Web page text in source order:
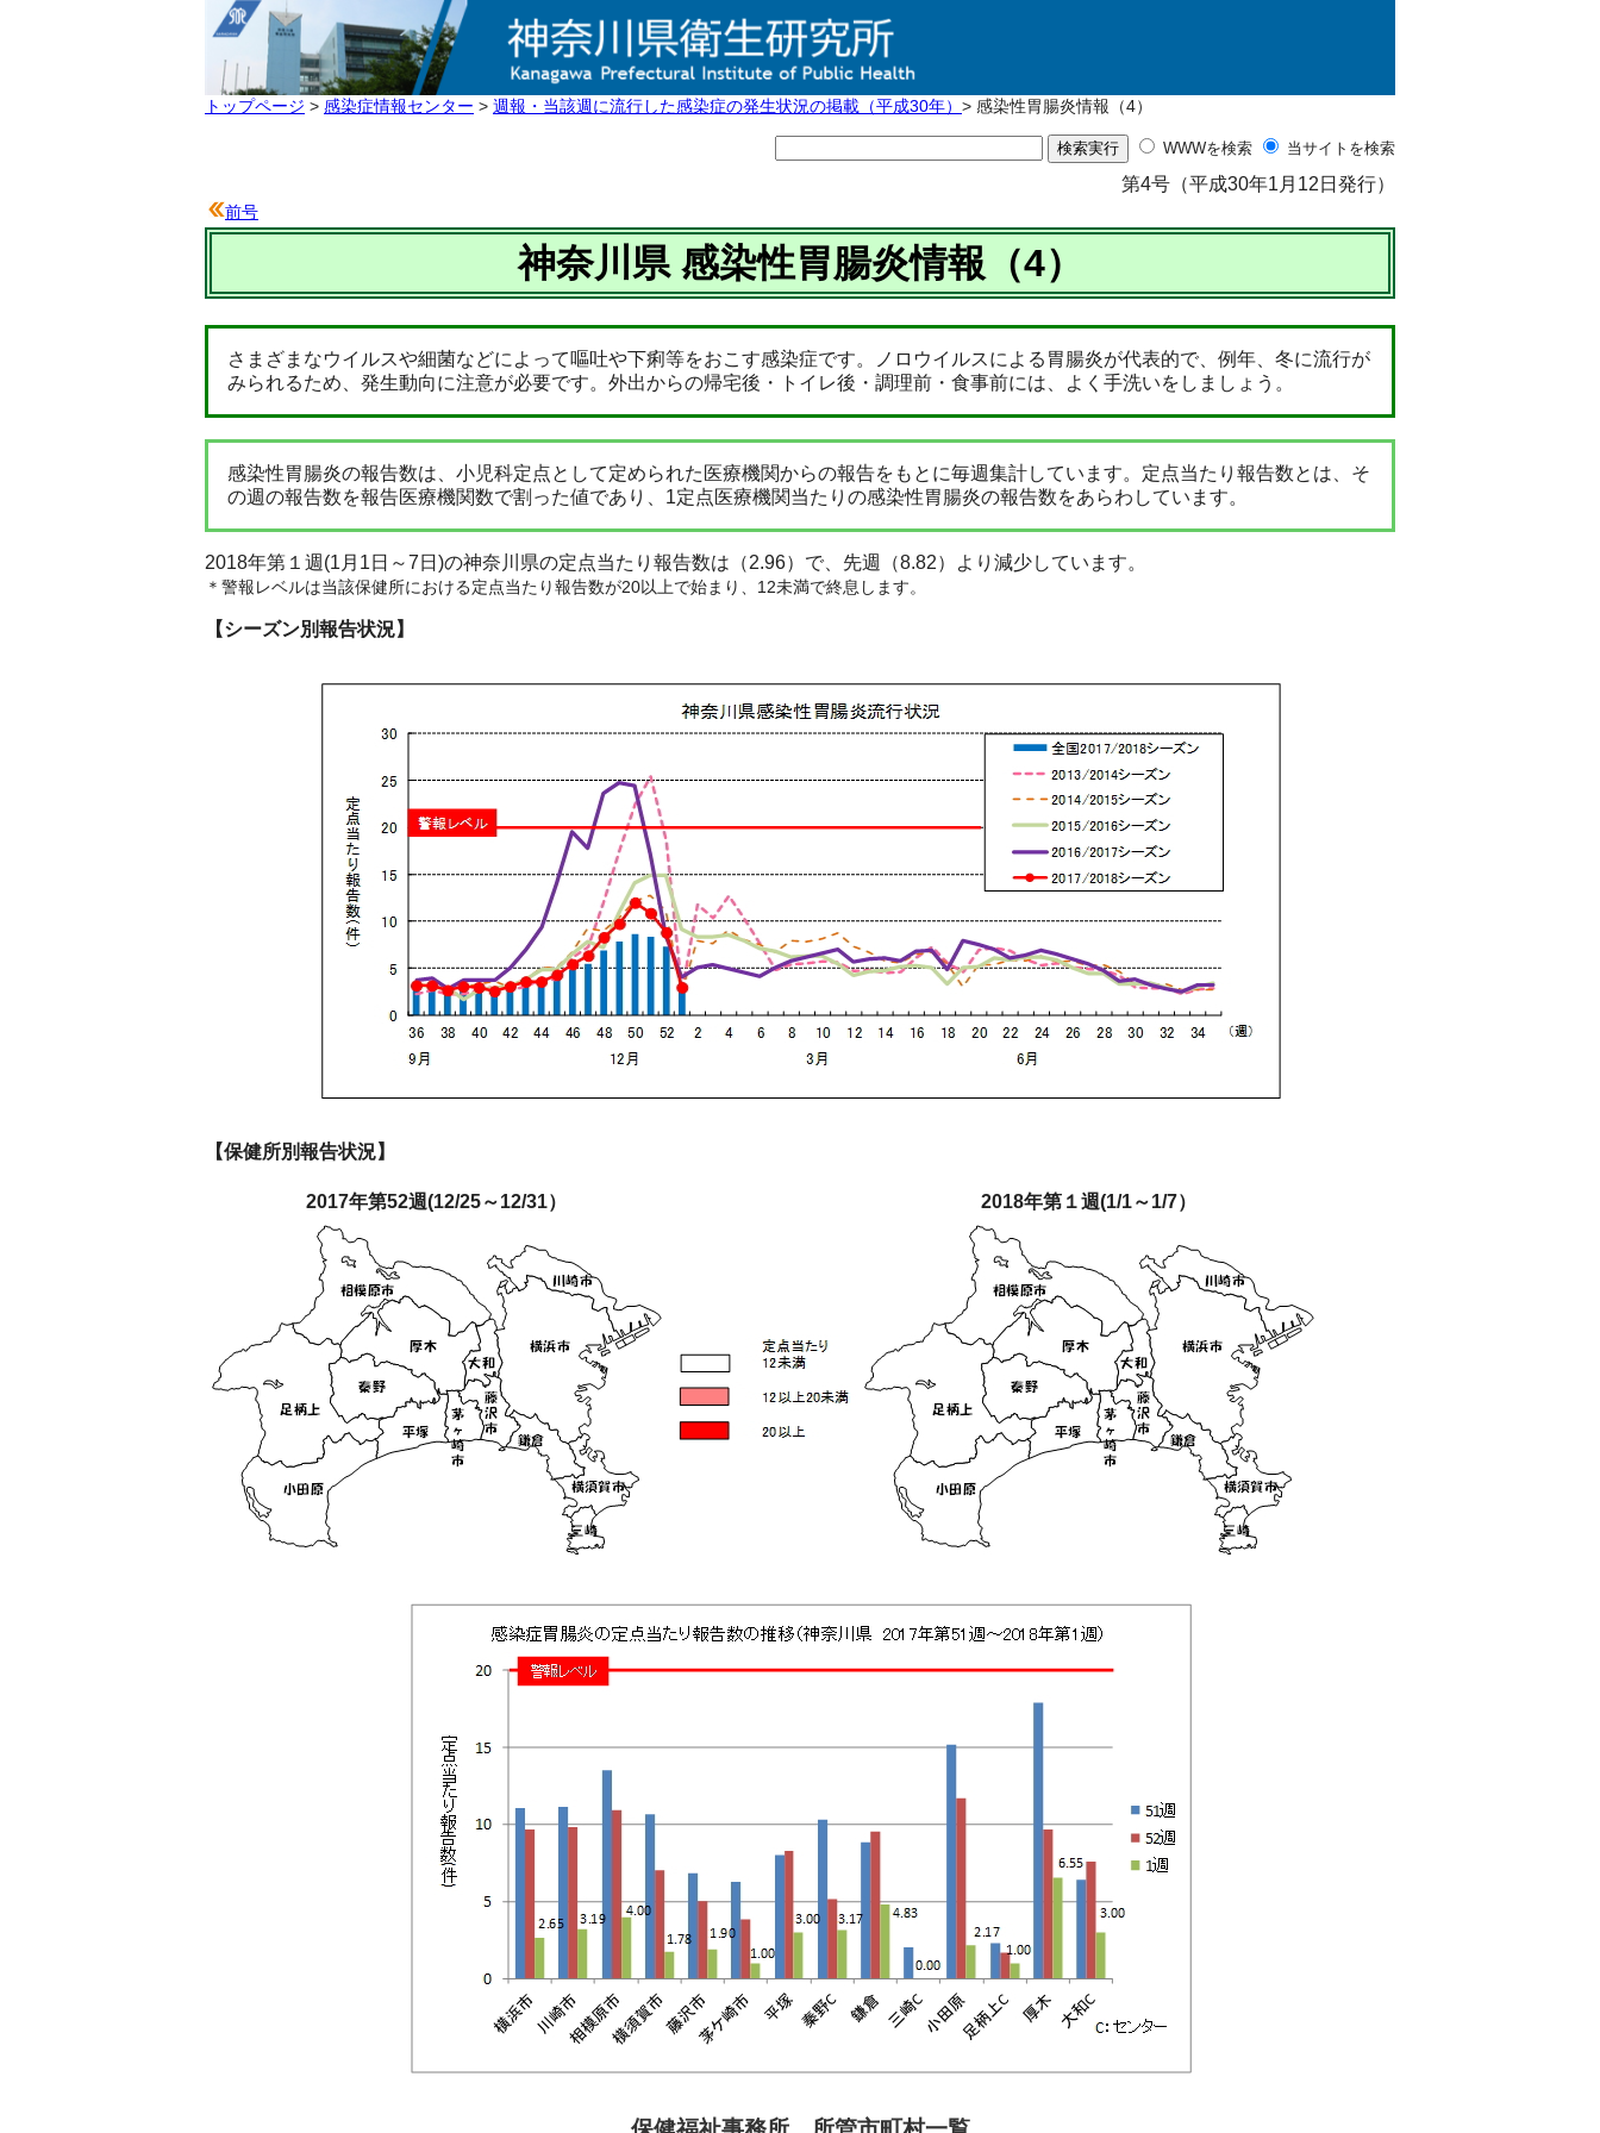
トップページ > 感染症情報センター > 週報・当該週に流行した感染症の発生状況の掲載（平成30年） > 感染性胃腸炎情報（4）
WWWを検索 当サイトを検索
第4号（平成30年1月12日発行）
前号
神奈川県 感染性胃腸炎情報（4）
さまざまなウイルスや細菌などによって嘔吐や下痢等をおこす感染症です。ノロウイルスによる胃腸炎が代表的で、例年、冬に流行が
みられるため、発生動向に注意が必要です。外出からの帰宅後・トイレ後・調理前・食事前には、よく手洗いをしましょう。
感染性胃腸炎の報告数は、小児科定点として定められた医療機関からの報告をもとに毎週集計しています。定点当たり報告数とは、そ
の週の報告数を報告医療機関数で割った値であり、1定点医療機関当たりの感染性胃腸炎の報告数をあらわしています。
2018年第１週(1月1日～7日)の神奈川県の定点当たり報告数は（2.96）で、先週（8.82）より減少しています。
＊警報レベルは当該保健所における定点当たり報告数が20以上で始まり、12未満で終息します。
【シーズン別報告状況】
【保健所別報告状況】
2017年第52週(12/25～12/31） 2018年第１週(1/1～1/7）